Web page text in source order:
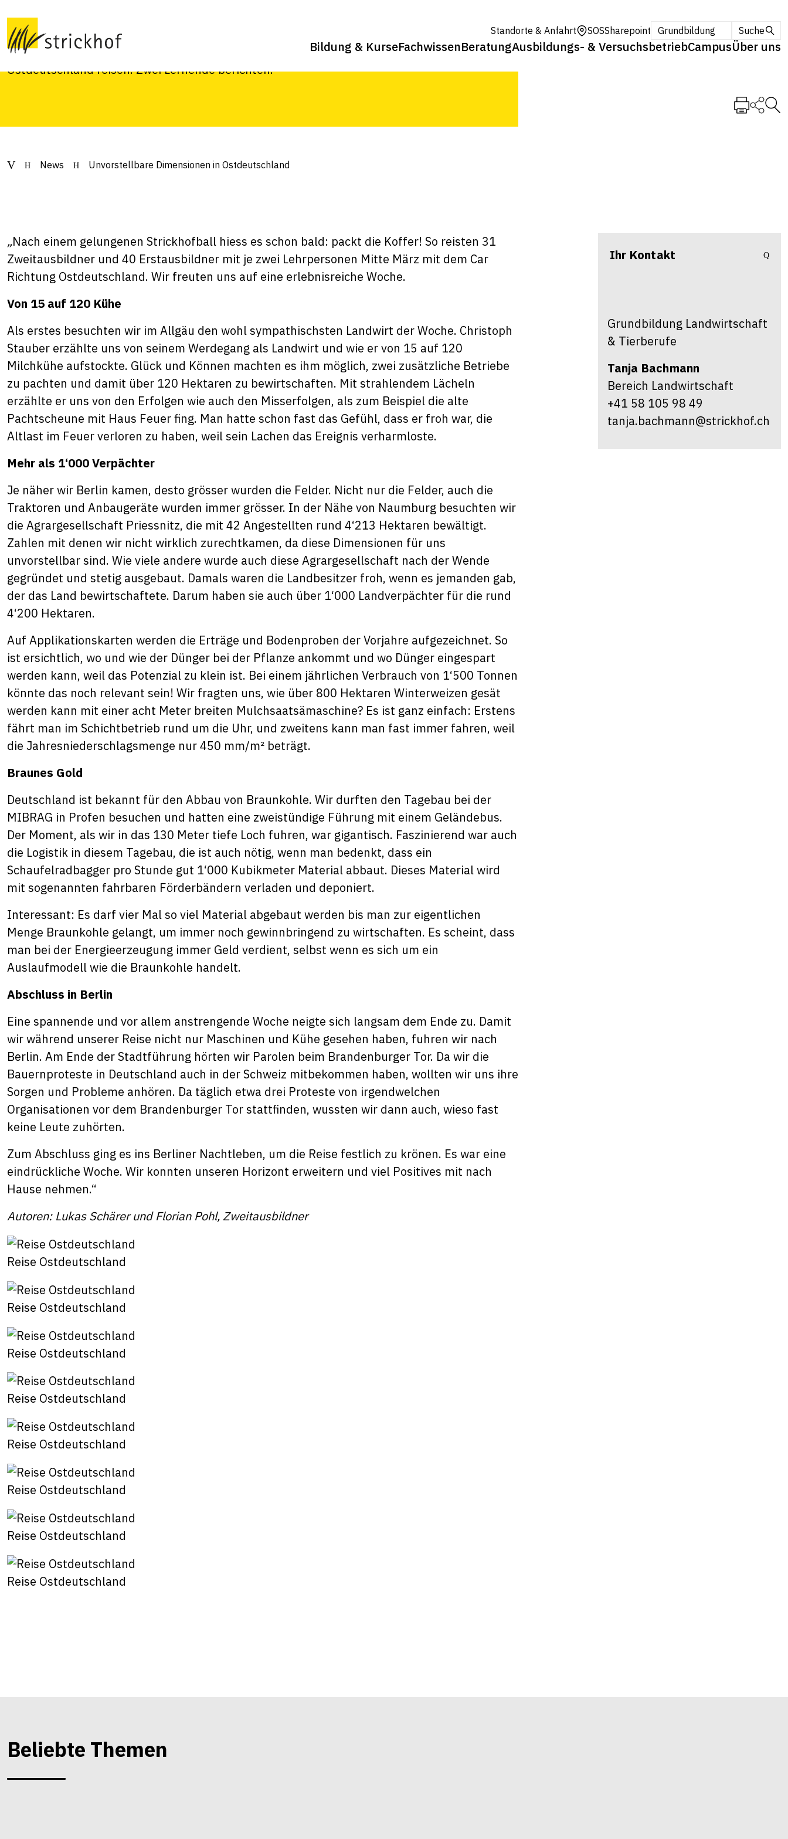
Standorte & Anfahrt SOSSharepoint Grundbildung Suche
Bildung & KurseFachwissenBeratungAusbildungs- & VersuchsbetriebCampusÜber uns
Ostdeutschland
Die Abschlussklassen der Ausbildung zum Landwirt/zur Landwirtin EFZ durften nach
Ostdeutschland reisen. Zwei Lernende berichten.
News Unvorstellbare Dimensionen in Ostdeutschland
„Nach einem gelungenen Strickhofball hiess es schon bald: packt die Koffer! So reisten 31
Zweitausbildner und 40 Erstausbildner mit je zwei Lehrpersonen Mitte März mit dem Car
Richtung Ostdeutschland. Wir freuten uns auf eine erlebnisreiche Woche.
Von 15 auf 120 Kühe
Als erstes besuchten wir im Allgäu den wohl sympathischsten Landwirt der Woche. Christoph
Stauber erzählte uns von seinem Werdegang als Landwirt und wie er von 15 auf 120
Milchkühe aufstockte. Glück und Können machten es ihm möglich, zwei zusätzliche Betriebe
zu pachten und damit über 120 Hektaren zu bewirtschaften. Mit strahlendem Lächeln
erzählte er uns von den Erfolgen wie auch den Misserfolgen, als zum Beispiel die alte
Pachtscheune mit Haus Feuer fing. Man hatte schon fast das Gefühl, dass er froh war, die
Altlast im Feuer verloren zu haben, weil sein Lachen das Ereignis verharmloste.
Mehr als 1‘000 Verpächter
Je näher wir Berlin kamen, desto grösser wurden die Felder. Nicht nur die Felder, auch die
Traktoren und Anbaugeräte wurden immer grösser. In der Nähe von Naumburg besuchten wir
die Agrargesellschaft Priessnitz, die mit 42 Angestellten rund 4‘213 Hektaren bewältigt.
Zahlen mit denen wir nicht wirklich zurechtkamen, da diese Dimensionen für uns
unvorstellbar sind. Wie viele andere wurde auch diese Agrargesellschaft nach der Wende
gegründet und stetig ausgebaut. Damals waren die Landbesitzer froh, wenn es jemanden gab,
der das Land bewirtschaftete. Darum haben sie auch über 1‘000 Landverpächter für die rund
4‘200 Hektaren.
Auf Applikationskarten werden die Erträge und Bodenproben der Vorjahre aufgezeichnet. So
ist ersichtlich, wo und wie der Dünger bei der Pflanze ankommt und wo Dünger eingespart
werden kann, weil das Potenzial zu klein ist. Bei einem jährlichen Verbrauch von 1‘500 Tonnen
könnte das noch relevant sein! Wir fragten uns, wie über 800 Hektaren Winterweizen gesät
werden kann mit einer acht Meter breiten Mulchsaatsämaschine? Es ist ganz einfach: Erstens
fährt man im Schichtbetrieb rund um die Uhr, und zweitens kann man fast immer fahren, weil
die Jahresniederschlagsmenge nur 450 mm/m² beträgt.
Braunes Gold
Deutschland ist bekannt für den Abbau von Braunkohle. Wir durften den Tagebau bei der
MIBRAG in Profen besuchen und hatten eine zweistündige Führung mit einem Geländebus.
Der Moment, als wir in das 130 Meter tiefe Loch fuhren, war gigantisch. Faszinierend war auch
die Logistik in diesem Tagebau, die ist auch nötig, wenn man bedenkt, dass ein
Schaufelradbagger pro Stunde gut 1‘000 Kubikmeter Material abbaut. Dieses Material wird
mit sogenannten fahrbaren Förderbändern verladen und deponiert.
Interessant: Es darf vier Mal so viel Material abgebaut werden bis man zur eigentlichen
Menge Braunkohle gelangt, um immer noch gewinnbringend zu wirtschaften. Es scheint, dass
man bei der Energieerzeugung immer Geld verdient, selbst wenn es sich um ein
Auslaufmodell wie die Braunkohle handelt.
Abschluss in Berlin
Eine spannende und vor allem anstrengende Woche neigte sich langsam dem Ende zu. Damit
wir während unserer Reise nicht nur Maschinen und Kühe gesehen haben, fuhren wir nach
Berlin. Am Ende der Stadtführung hörten wir Parolen beim Brandenburger Tor. Da wir die
Bauernproteste in Deutschland auch in der Schweiz mitbekommen haben, wollten wir uns ihre
Sorgen und Probleme anhören. Da täglich etwa drei Proteste von irgendwelchen
Organisationen vor dem Brandenburger Tor stattfinden, wussten wir dann auch, wieso fast
keine Leute zuhörten.
Zum Abschluss ging es ins Berliner Nachtleben, um die Reise festlich zu krönen. Es war eine
eindrückliche Woche. Wir konnten unseren Horizont erweitern und viel Positives mit nach
Hause nehmen.“
Autoren: Lukas Schärer und Florian Pohl, Zweitausbildner
Reise Ostdeutschland
Reise Ostdeutschland
Reise Ostdeutschland
Reise Ostdeutschland
Reise Ostdeutschland
Reise Ostdeutschland
Reise Ostdeutschland
Reise Ostdeutschland
Ihr Kontakt
Grundbildung Landwirtschaft
& Tierberufe
Tanja Bachmann
Bereich Landwirtschaft
+41 58 105 98 49
tanja.bachmann@strickhof.ch
Beliebte Themen